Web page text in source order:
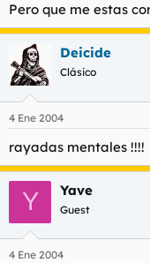
Pero que me estas
Deicide
Clásico
4 Ene 2004
rayadas mentales !!!!
Y Yave
Guest
4 Ene 2004